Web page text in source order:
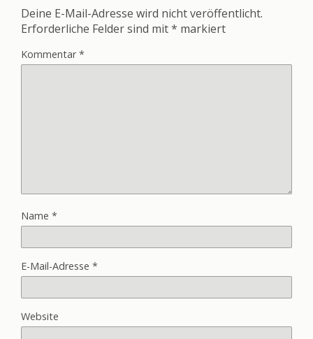
Deine E-Mail-Adresse wird nicht veröffentlicht.
Erforderliche Felder sind mit* markiert
Kommentar*
Name *
E-Mail-Adresse *
Website